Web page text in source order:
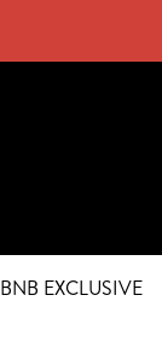
BNB EXCLUSIVE